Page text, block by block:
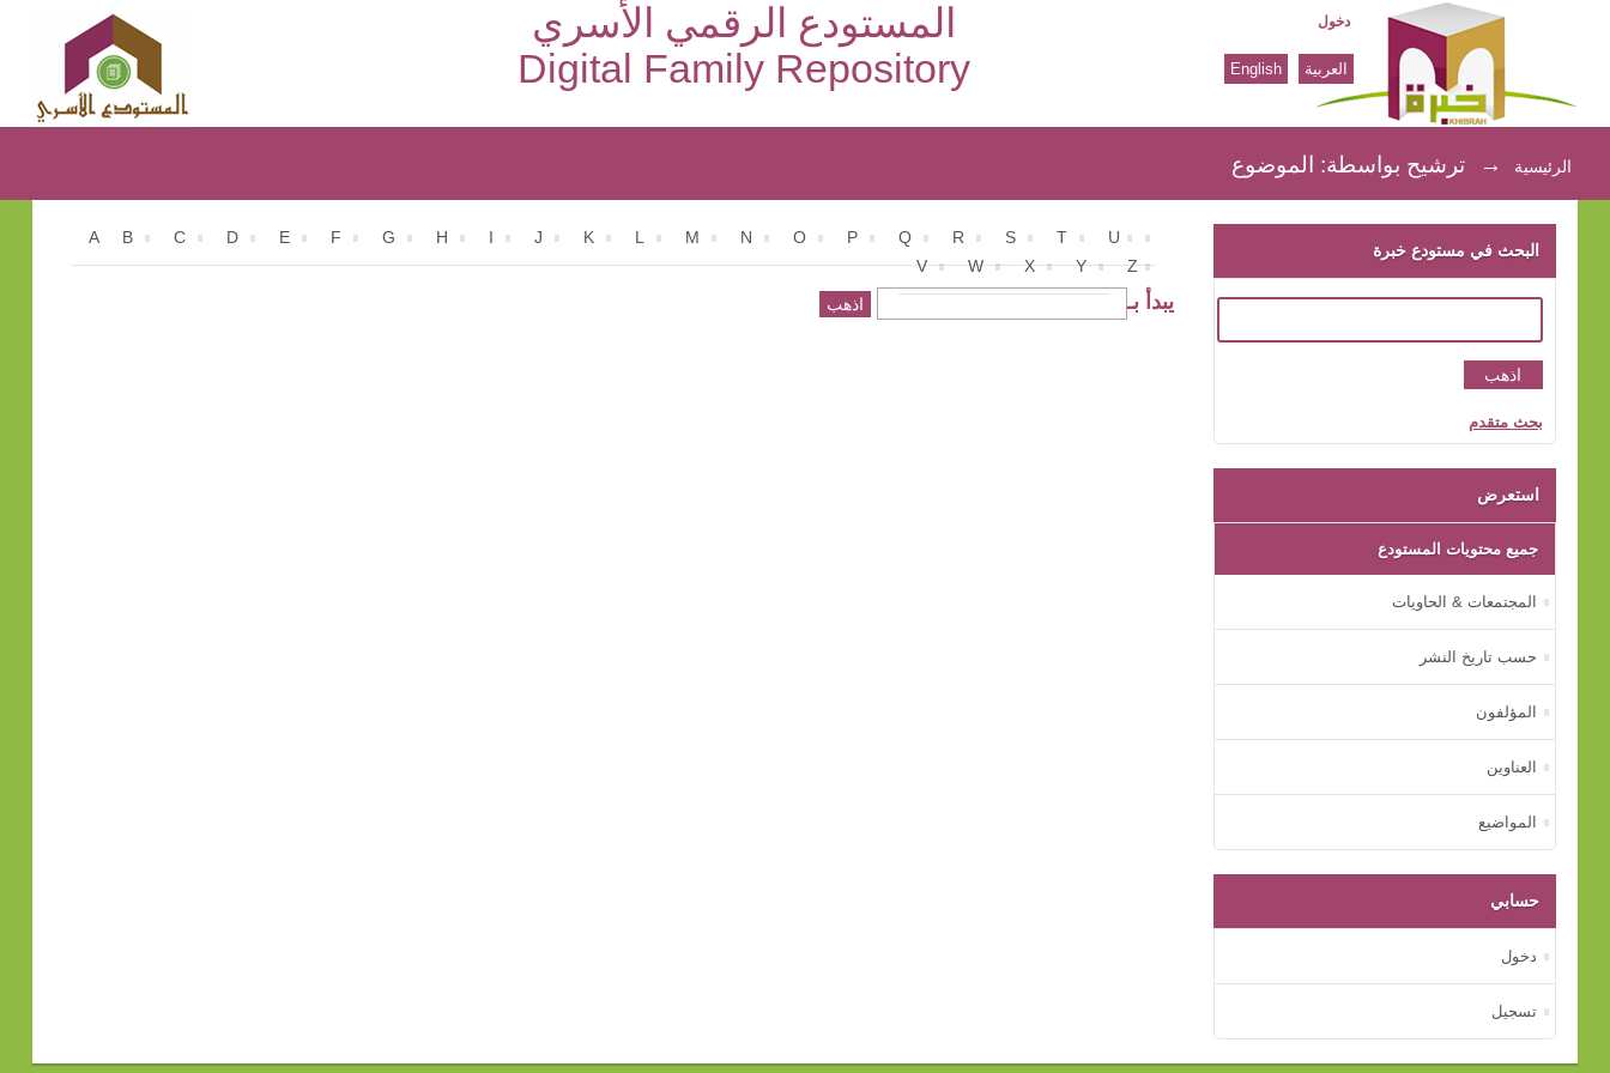
المستودع الرقمي الأسري
Digital Family Repository
ترشيح بواسطة: الموضوع
دخول
العربية English
الرئيسية → ترشيح بواسطة: الموضوع
A B C D E F G H J K L M N O P Q R S T
U
V
W X Y Z
يبدأ بـ
البحث في مستودع خبرة
بحث متقدم
استعرض
جميع محتويات المستودع
المجتمعات & الحاويات
حسب تاريخ النشر
المؤلفون
العناوين
المواضيع
حسابي
دخول
تسجيل